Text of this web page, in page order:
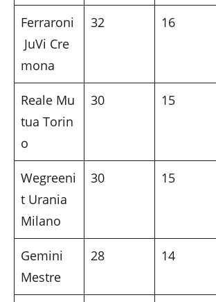
Ferraroni
JuVi Cre
mona
32 16
Reale Mu
tua Torin
o
30 15
Wegreeni
t Urania
Milano
30 15
Gemini
Mestre
28 14